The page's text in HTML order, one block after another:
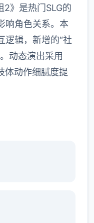
2》是热门SLG的
响角色关系。本
逻辑，新增的“社
动态演出采用
体动作细腻度提